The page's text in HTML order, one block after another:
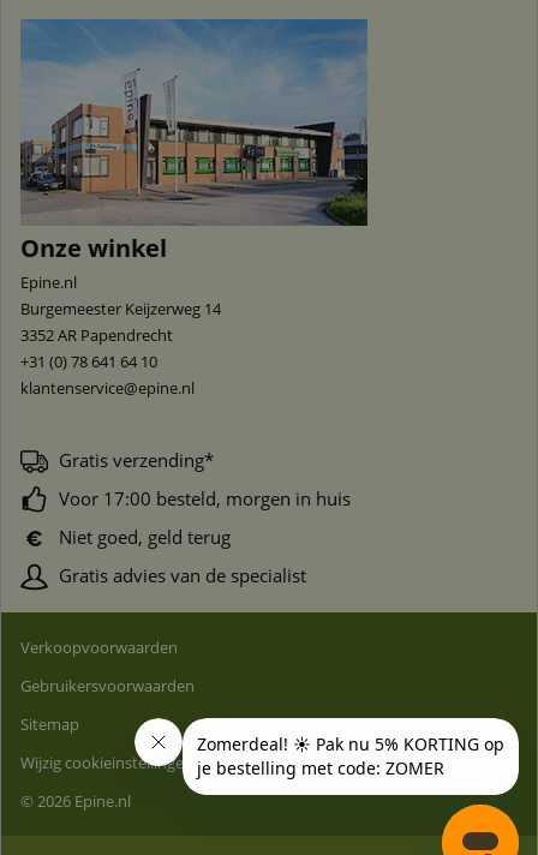
Onze winkel
Epine.nl
Burgemeester Keijzerweg 14
3352 AR Papendrecht
+31 (0) 78 641 64 10
klantenservice@epine.nl
Gratis verzending*
Voor 17:00 besteld, morgen in huis
Niet goed, geld terug
Gratis advies van de specialist
Verkoopvoorwaarden
Gebruikersvoorwaarden
Sitemap
Wijzig cookieinstellingen
© 2026 Epine.nl